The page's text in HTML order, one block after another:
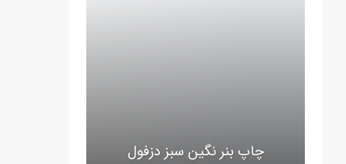
چاپ بنر نگین سبز دزفول